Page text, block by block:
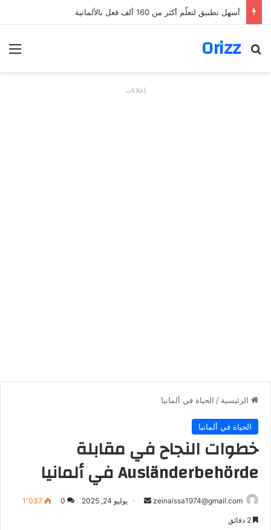
أسهل تطبيق لتعلّم أكثر من 160 ألف فعل بالألمانية
Orizz
بحث عن
إعلانات
الرئيسية / الحياة في ألمانيا
الحياة في ألمانيا
خطوات النجاح في مقابلة
Ausländerbehörde في ألمانيا
zeinaissa1974@gmail.com
أرسل يوليو 24, 2025 0 1٬037